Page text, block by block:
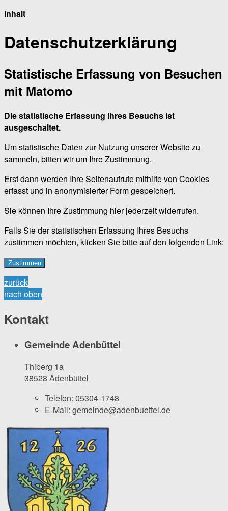
Inhalt
Datenschutzerklärung
Statistische Erfassung von Besuchen
mit Matomo
Die statistische Erfassung Ihres Besuchs ist
ausgeschaltet.
Um statistische Daten zur Nutzung unserer Website zu
sammeln, bitten wir um Ihre Zustimmung.
Erst dann werden Ihre Seitenaufrufe mithilfe von Cookies
erfasst und in anonymisierter Form gespeichert.
Sie können Ihre Zustimmung hier jederzeit widerrufen.
Falls Sie der statistischen Erfassung Ihres Besuchs
zustimmen möchten, klicken Sie bitte auf den folgenden Link:
Zustimmen
zurück
nach oben
Kontakt
Gemeinde Adenbüttel
Thiberg 1a
38528 Adenbüttel
Telefon: 05304-1748
E-Mail: gemeinde@adenbuettel.de